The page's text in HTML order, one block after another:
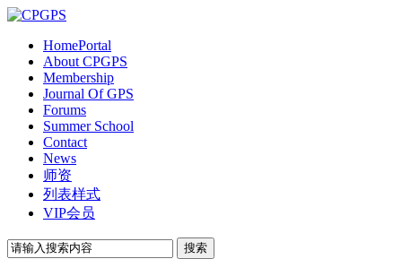
HomePortal
About CPGPS
Membership
Journal Of GPS
Forums
Summer School
Contact
News
师资
列表样式
VIP会员
搜索